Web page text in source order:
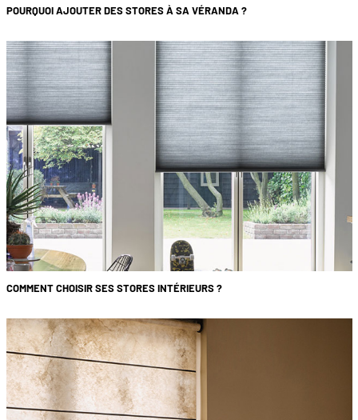
POURQUOI AJOUTER DES STORES À SA VÉRANDA ?
COMMENT CHOISIR SES STORES INTÉRIEURS ?